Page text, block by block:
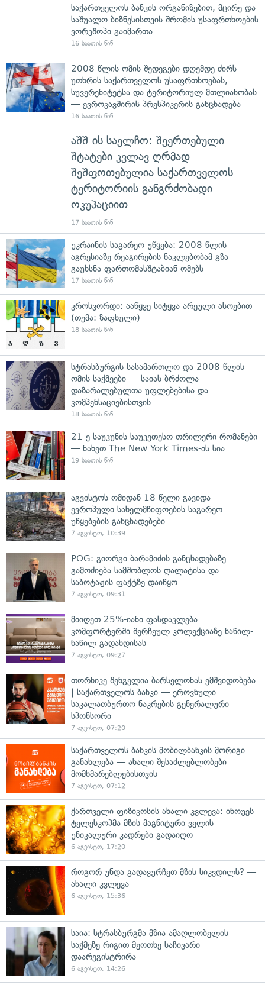
საქართველოს ბანკის ორგანიზებით, მცირე და
საშუალო ბიზნესისთვის შრომის უსაფრთხოების
ვორკშოპი გაიმართა
16 საათის წინ
2008 წლის ომის შედეგები დღემდე ძირს
უთხრის საქართველოს უსაფრთხოებას,
სუვერენიტეტსა და ტერიტორიულ მთლიანობას
— ევროკავშირის პრესპიკერის განცხადება
16 საათის წინ
აშშ-ის საელჩო: შეერთებული
შტატები კვლავ ღრმად
შეშფოთებულია საქართველოს
ტერიტორიის განგრძობადი
ოკუპაციით
17 საათის წინ
უკრაინის საგარეო უწყება: 2008 წლის
აგრესიაზე რეაგირების ნაკლებობამ გზა
გაუხსნა ფართომასშტაბიან ომებს
17 საათის წინ
კროსვორდი: ააწყვე სიტყვა არეული ასოებით
(თემა: ზაფხული)
18 საათის წინ
სტრასბურგის სასამართლო და 2008 წლის
ომის საქმეები — საიას ბრძოლა
დაზარალებულთა უფლებებისა და
კომპენსაციებისთვის
18 საათის წინ
21-ე საუკუნის საუკეთესო თრილერი რომანები
— ნახეთ The New York Times-ის სია
19 საათის წინ
აგვისტოს ომიდან 18 წელი გავიდა —
ევროპული სახელმწიფოების საგარეო
უწყებების განცხადებები
7 აგვისტო, 10:39
POG: გიორგი ბარამიძის განცხადებაზე
გამოძიება სამშობლოს ღალატისა და
საბოტაჟის ფაქტზე დაიწყო
7 აგვისტო, 09:31
მიიღეთ 25%-იანი ფასდაკლება
კომფორტერში შერჩეულ კოლექციაზე ნაწილ-
ნაწილ გადახდისას
7 აგვისტო, 09:27
თორნიკე შენგელია ბარსელონას ემშვიდობება
| საქართველოს ბანკი — ეროვნული
საკალათბურთო ნაკრების გენერალური
სპონსორი
7 აგვისტო, 07:20
საქართველოს ბანკის მობილბანკის მორიგი
განახლება — ახალი შესაძლებლობები
მომხმარებლებისთვის
7 აგვისტო, 07:12
ქართველი ფიზიკოსის ახალი კვლევა: ინოუეს
ტელესკოპმა მზის მაგნიტური ველის
უნიკალური კადრები გადაიღო
6 აგვისტო, 17:20
როგორ უნდა გადავურჩეთ მზის სიკვდილს? —
ახალი კვლევა
6 აგვისტო, 15:36
საია: სტრასბურგმა მზია ამაღლობელის
საქმეზე რიგით მეოთხე საჩივარი
დაარეგისტრირა
6 აგვისტო, 14:26